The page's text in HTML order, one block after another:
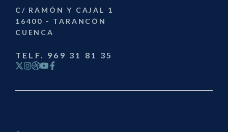
C/ RAMÓN Y CAJAL 1
16400 - TARANCÓN
CUENCA
TELF. 969 31 81 35